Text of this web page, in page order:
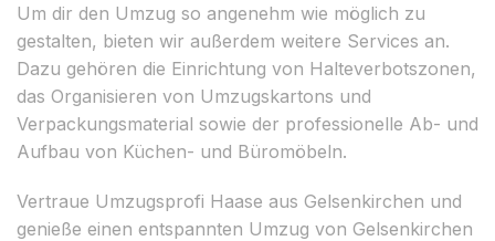
Um dir den Umzug so angenehm wie möglich zu
gestalten, bieten wir außerdem weitere Services an.
Dazu gehören die Einrichtung von Halteverbotszonen,
das Organisieren von Umzugskartons und
Verpackungsmaterial sowie der professionelle Ab- und
Aufbau von Küchen- und Büromöbeln.
Vertraue Umzugsprofi Haase aus Gelsenkirchen und
genieße einen entspannten Umzug von Gelsenkirchen